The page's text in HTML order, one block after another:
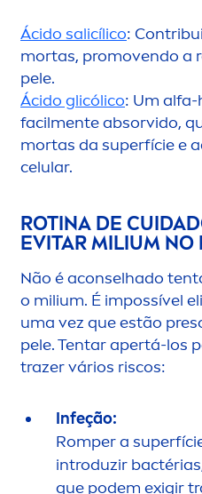
Ácido salicílico:
mortas, promovendo a
pele.
Ácido glicólico: Um alfa-
facilmente absorvido,
mortas da superfície e
celular.
ROTINA DE
EVITAR MILIUM NO
Não é aconselhado
o milium. É impossível
uma vez que estão
pele. Tentar apertá-los
trazer vários riscos:
Infeção:
Romper a
introduzir
que podem exigir